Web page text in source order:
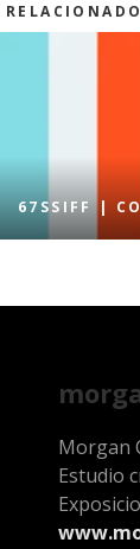
67SSIFF |
Morgan
Estudio